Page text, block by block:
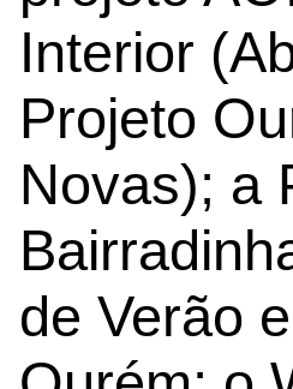
Interior
Projeto
Novas); a
de Verão